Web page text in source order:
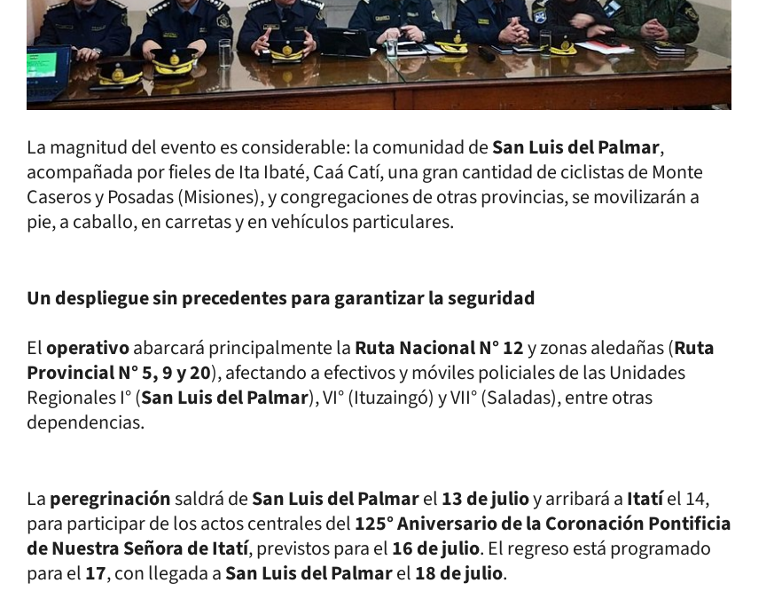
La magnitud del evento es considerable: la comunidad deSan Luis del Palmar,
acompañada por fieles de Ita Ibaté, Caá Catí, una gran cantidad de ciclistas de Monte
Caseros y Posadas (Misiones), y congregaciones de otras provincias, se movilizarán a
pie, a caballo, en carretas y en vehículos particulares.
Un despliegue sin precedentes para garantizar la seguridad
Eloperativoabarcará principalmente laRuta Nacional N° 12y zonas aledañas (Ruta
Provincial N° 5, 9 y 20), afectando a efectivos y móviles policiales de las Unidades
Regionales I° (San Luis del Palmar), VI° (Ituzaingó) y VII° (Saladas), entre otras
dependencias.
Laperegrinaciónsaldrá deSan Luis del Palmarel13 de julioy arribará aItatíel 14,
para participar de los actos centrales del125° Aniversario de la Coronación Pontificia
de Nuestra Señora de Itatí, previstos para el16 de julio. El regreso está programado
para el17, con llegada aSan Luis del Palmarel18 de julio.